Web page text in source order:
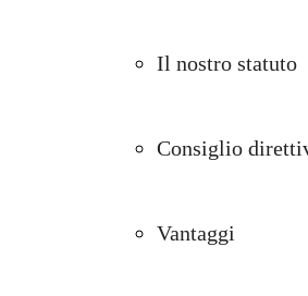
Il nostro statuto
Consiglio
Vantaggi